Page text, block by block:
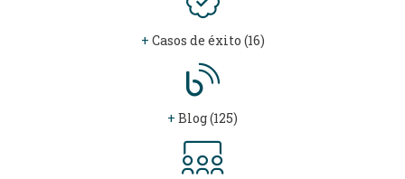
+ Casos de éxito (16)
+ Blog (125)